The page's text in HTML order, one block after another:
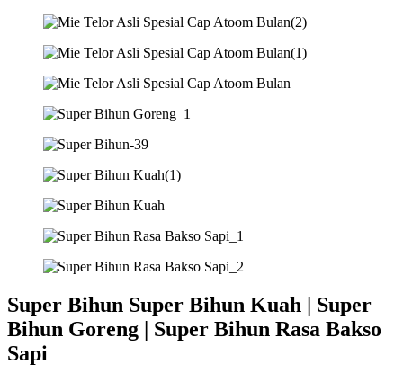
Super Bihun Super Bihun Kuah | Super
Bihun Goreng | Super Bihun Rasa Bakso
Sapi